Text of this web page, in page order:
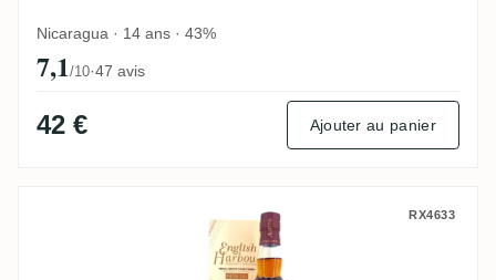
Nicaragua · 14 ans · 43%
7,1/10·47 avis
42 € Ajouter au panier
The Antigua Distillery English Harbour
RX4633